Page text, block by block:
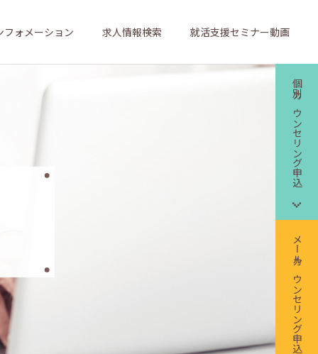
フォメーション 求人情報検索 就活支援セミナー動画
個別カウンセリング申込
メールカウンセリング申込